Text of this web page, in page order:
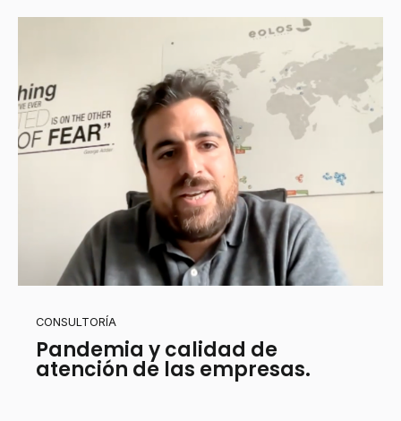
CONSULTORÍA
Pandemia y calidad de
atención de las empresas.